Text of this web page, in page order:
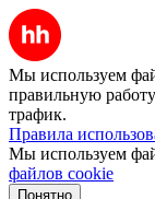
Мы используем
правильную
трафик.
Правила
Мы используем
файлов cookie
Понятно